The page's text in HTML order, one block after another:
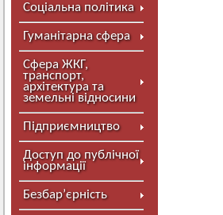
Соціальна політика
Гуманітарна сфера
Сфера ЖКГ,
транспорт,
архітектура та
земельні відносини
Підприємництво
Доступ до публічної
інформації
Безбар’єрність